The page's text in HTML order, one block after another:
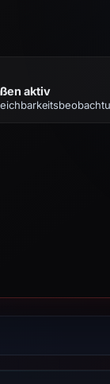
aktiv